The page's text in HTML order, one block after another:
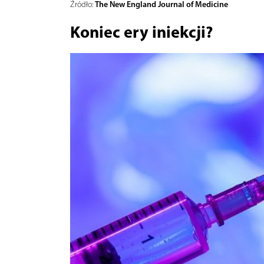
Źródło: The New England Journal of Medicine
Koniec ery iniekcji?